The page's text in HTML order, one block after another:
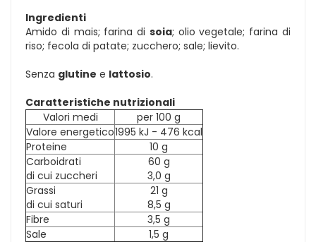
Ingredienti
Amido di mais; farina di soia; olio vegetale; farina di
riso; fecola di patate; zucchero; sale; lievito.
Senza glutine e lattosio.
Caratteristiche nutrizionali
Valori medi
per 100 g
Valore energetico1995 kJ - 476 kcal
Proteine
10 g
Carboidrati
di cui zuccheri
60 g
3,0 g
Grassi
di cui saturi
21 g
8,5 g
Fibre
3,5 g
Sale
1,5 g